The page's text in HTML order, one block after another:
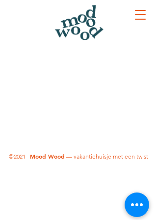
©2021 Mood Wood — vakantiehuisje met een twist